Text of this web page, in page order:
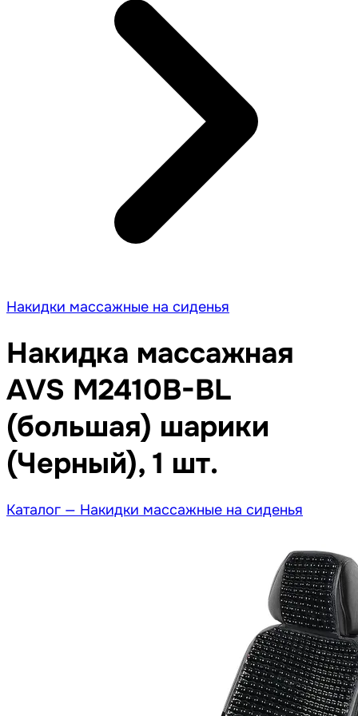
Накидки массажные на сиденья
Накидка массажная
AVS M2410B-BL
(большая) шарики
(Черный), 1 шт.
Каталог — Накидки массажные на сиденья